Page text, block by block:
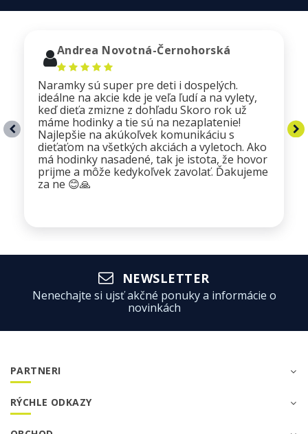
Andrea Novotná-Černohorská
Naramky sú super pre deti i dospelých.
ideálne na akcie kde je veľa ľudí a na vylety,
keď dieťa zmizne z dohľadu Skoro rok už
máme hodinky a tie sú na nezaplatenie!
Najlepšie na akúkoľvek komunikáciu s
dieťaťom na všetkých akciách a vyletoch. Ako
má hodinky nasadené, tak je istota, že hovor
prijme a môže kedykoľvek zavolať. Ďakujeme
za ne 😊🙏
NEWSLETTER
Nenechajte si ujsť akčné ponuky a informácie o
novinkách
PARTNERI
RÝCHLE ODKAZY